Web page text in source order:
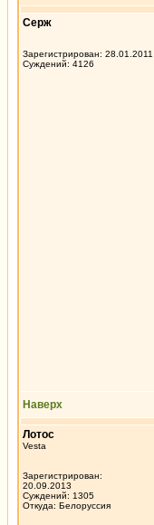
Серж
Зарегистрирован: 28.01.2011
Суждений: 4126
Наверх
Лотос
Vesta
Зарегистрирован:
20.09.2013
Суждений: 1305
Откуда: Белоруссия